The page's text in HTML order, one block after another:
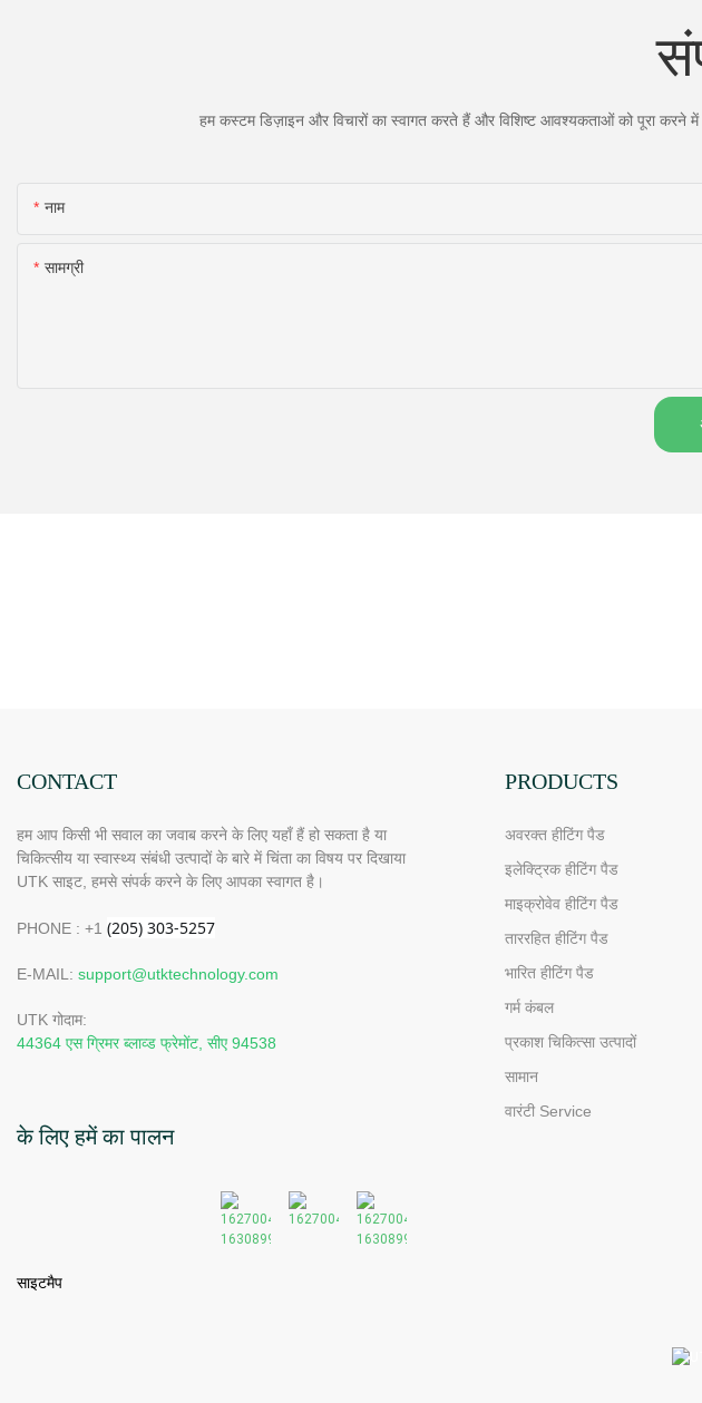
हम कस्टम डिज़ाइन और विचारों का स्वागत करते हैं और विशिष्ट आवश्यकताओं को पूरा करने
नाम
सामग्री
CONTACT
हम आप किसी भी सवाल का जवाब करने के लिए यहाँ हैं हो सकता है या
चिकित्सीय या स्वास्थ्य संबंधी उत्पादों के बारे में चिंता का विषय पर दिखाया
UTK साइट, हमसे संपर्क करने के लिए आपका स्वागत है।
PHONE : +1
E-MAIL: support@utktechnology.com
UTK गोदाम:
44364 एस ग्रिमर ब्लाव्ड फ्रेमोंट, सीए 94538
के लिए हमें का पालन
साइटमैप
PRODUCTS
अवरक्त हीटिंग पैड
इलेक्ट्रिक हीटिंग पैड
माइक्रोवेव हीटिंग पैड
ताररहित हीटिंग पैड
भारित हीटिंग पैड
गर्म कंबल
प्रकाश चिकित्सा उत्पादों
सामान
वारंटी Service